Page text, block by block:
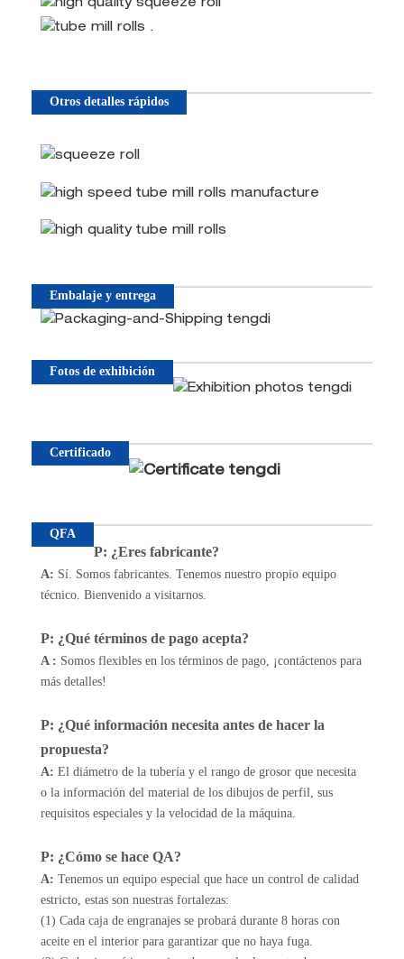
Otros detalles rápidos
Embalaje y entrega
Fotos de exhibición
Certificado
QFA
P: ¿Eres fabricante?
A: Sí. Somos fabricantes. Tenemos nuestro propio equipo
técnico. Bienvenido a visitarnos.
P: ¿Qué términos de pago acepta?
A: Somos flexibles en los términos de pago, ¡contáctenos para
más detalles!
P: ¿Qué información necesita antes de hacer la
propuesta?
A: El diámetro de la tubería y el rango de grosor que necesita
o la información del material de los dibujos de perfil, sus
requisitos especiales y la velocidad de la máquina.
P: ¿Cómo se hace QA?
A: Tenemos un equipo especial que hace un control de calidad
estricto, estas son nuestras fortalezas:
(1) Cada caja de engranajes se probará durante 8 horas con
aceite en el interior para garantizar que no haya fuga.